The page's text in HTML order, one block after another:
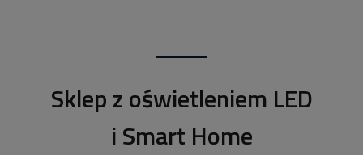
Sklep z oświetleniem LED
i Smart Home